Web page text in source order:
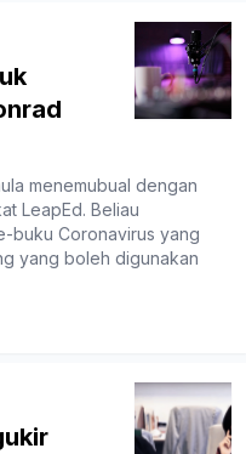
menemubual dengan
LeapEd. Beliau
buku Coronavirus yang
yang boleh digunakan